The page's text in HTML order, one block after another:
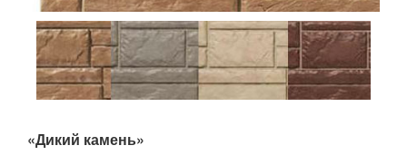
«Дикий камень»